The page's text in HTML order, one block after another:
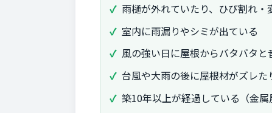
雨樋が外れていたり、ひび割れ・
室内に雨漏りやシミが出ている
風の強い日に屋根からバタバタと
台風や大雨の後に屋根材がズレた
築10年以上が経過している（金属